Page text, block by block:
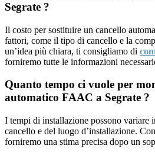
Segrate ?
Il costo per sostituire un cancello
fattori, come il tipo di cancello e la
un’idea più chiara, ti consigliamo di
forniremo tutte le informazioni
Quanto tempo ci vuole per
automatico FAAC a Segrate ?
I tempi di installazione possono variare
cancello e del luogo d’installazione.
forniremo una stima precisa dopo un